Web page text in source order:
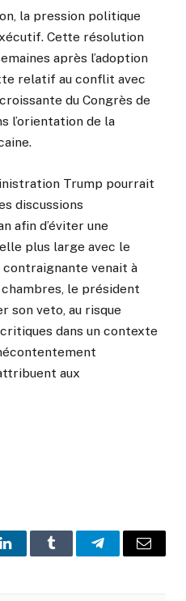
la pression politique
Cette résolution
après l’adoption
relatif au conflit avec
du Congrès de
l’orientation de la
Trump pourrait
discussions
afin d’éviter une
plus large avec le
contraignante venait à
le président
son veto, au risque
dans un contexte
aux
LinkedInTumblr TelegramEmail